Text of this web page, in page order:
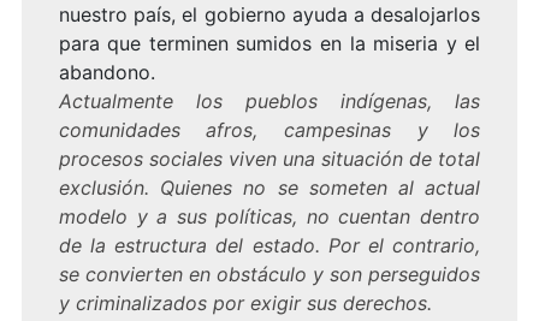
nuestro país, el gobierno ayuda a desalojarlos
para que terminen sumidos en la miseria y el
abandono.
Actualmente los pueblos indígenas, las
comunidades afros, campesinas y los
procesos sociales viven una situación de total
exclusión. Quienes no se someten al actual
modelo y a sus políticas, no cuentan dentro
de la estructura del estado. Por el contrario,
se convierten en obstáculo y son perseguidos
y criminalizados por exigir sus derechos.